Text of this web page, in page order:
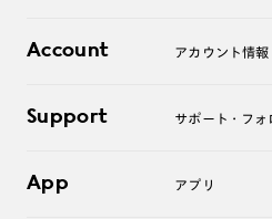
コンタクトレンズ
アクセサリー
オンラインショップ
Account アカウント情報
ログアウト
Support サポート・フォ
よくあるご質問
App アプリ